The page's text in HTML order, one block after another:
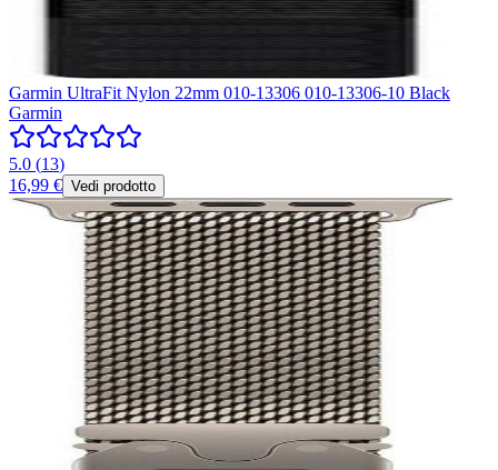
Garmin UltraFit Nylon 22mm 010-13306 010-13306-10 Black
Garmin
5.0 (13)
16,99 € Vedi prodotto